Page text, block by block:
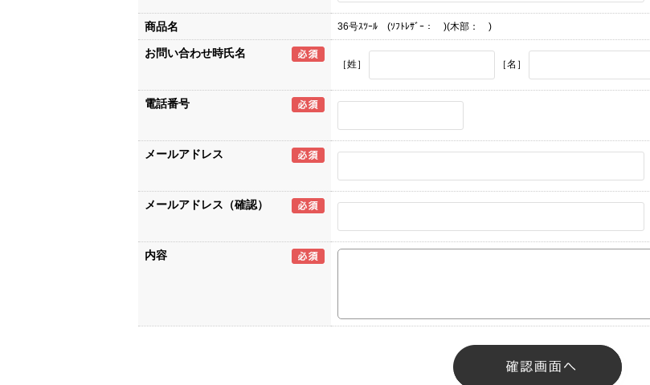
商品名 36号ｽﾂｰﾙ (ｿﾌﾄﾚｻﾞｰ： )(木部： )
お問い合わせ時氏名
［姓］ ［名］
電話番号
メールアドレス
メールアドレス（確認）
内容